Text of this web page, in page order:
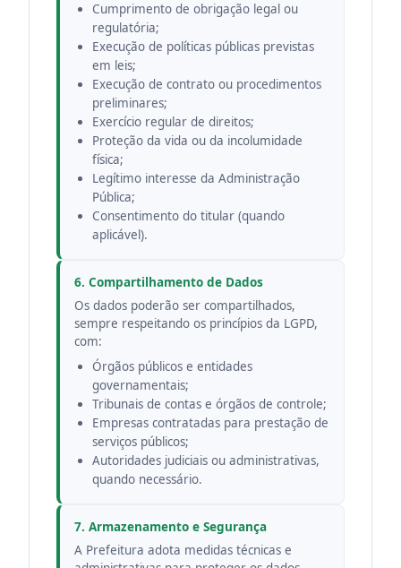
Cumprimento de obrigação legal ou
regulatória;
Execução de políticas públicas previstas
em leis;
Execução de contrato ou procedimentos
preliminares;
Exercício regular de direitos;
Proteção da vida ou da incolumidade
física;
Legítimo interesse da Administração
Pública;
Consentimento do titular (quando
aplicável).
6. Compartilhamento de Dados
Os dados poderão ser compartilhados,
sempre respeitando os princípios da LGPD,
com:
Órgãos públicos e entidades
governamentais;
Tribunais de contas e órgãos de controle;
Empresas contratadas para prestação de
serviços públicos;
Autoridades judiciais ou administrativas,
quando necessário.
7. Armazenamento e Segurança
A Prefeitura adota medidas técnicas e